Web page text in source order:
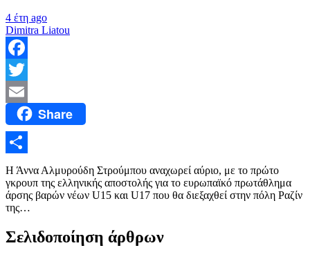
4 έτη ago
Dimitra Liatou
Facebook
Twitter
Email Share
Μοιραστείτε
Η Άννα Αλμυρούδη Στρούμπου αναχωρεί αύριο, με το πρώτο
γκρουπ της ελληνικής αποστολής για το ευρωπαϊκό πρωτάθλημα
άρσης βαρών νέων U15 και U17 που θα διεξαχθεί στην πόλη Ραζίν
της…
Σελιδοποίηση άρθρων